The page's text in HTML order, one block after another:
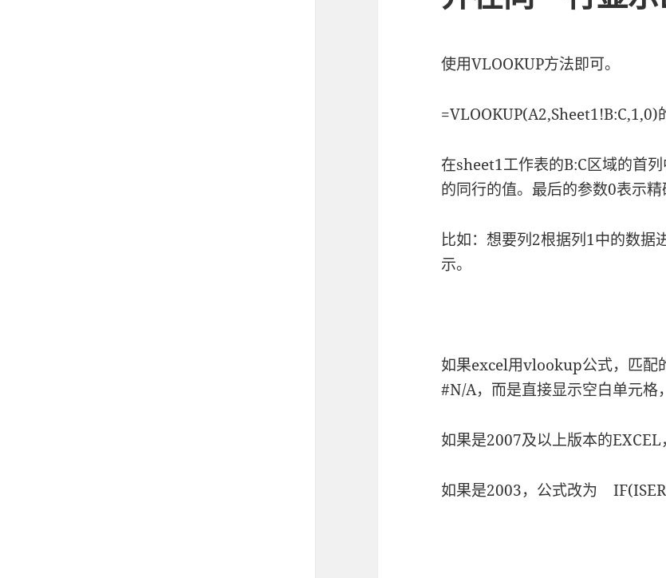
使用VLOOKUP方法即可。
=VLOOKUP(A2,Sheet1!B:C,1,0)
在sheet1工作表的B:C区域的首
的同行的值。最后的参数0表示精
比如：想要列2根据列1中的数据
示。
如果excel用vlookup公式，匹配
#N/A，而是直接显示空白单元格
如果是2007及以上版本的
如果是2003，公式改为